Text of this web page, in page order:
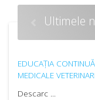
Ultimele
EDUCAȚIA
MEDICALE
Descarc ...